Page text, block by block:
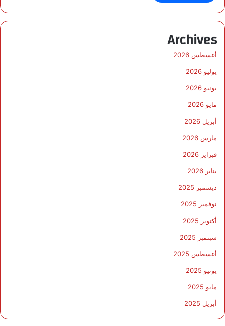
Archives
أغسطس 2026
يوليو 2026
يونيو 2026
مايو 2026
أبريل 2026
مارس 2026
فبراير 2026
يناير 2026
ديسمبر 2025
نوفمبر 2025
أكتوبر 2025
سبتمبر 2025
أغسطس 2025
يونيو 2025
مايو 2025
أبريل 2025